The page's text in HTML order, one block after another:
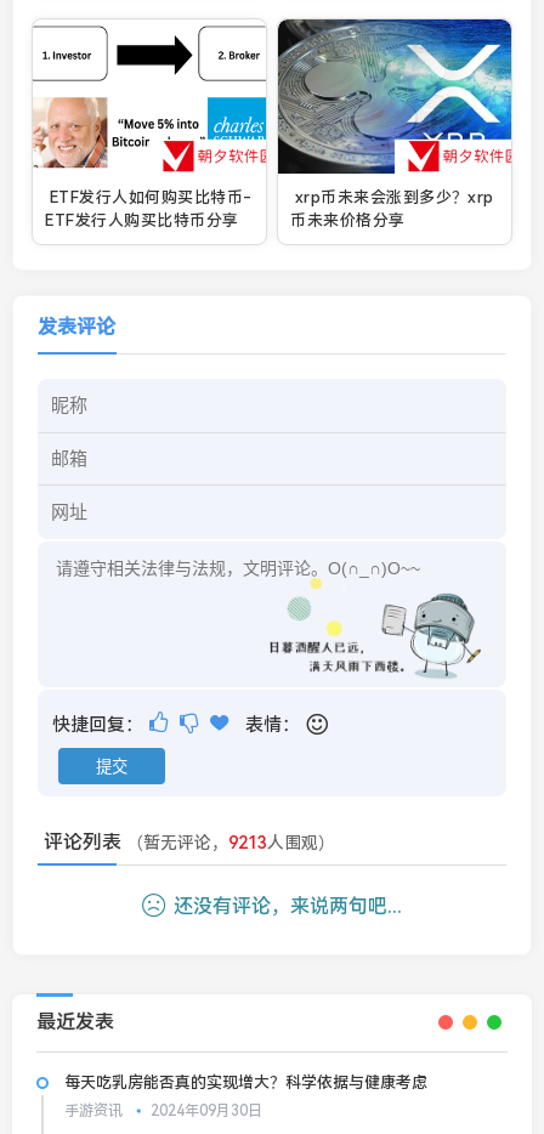
ETF发行人如何购买比特币-
ETF发行人购买比特币分享
xrp币未来会涨到多少？xrp
币未来价格分享
发表评论
快捷回复： 表情：
评论列表 （暂无评论， 9213人围观）
还没有评论，来说两句吧...
最近发表
每天吃乳房能否真的实现增大？科学依据与健康考虑
手游资讯 2024年09月30日